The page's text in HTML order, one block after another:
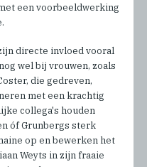
een voorbeeldwerking
directe invloed vooral
wel bij vrouwen, zoals
die gedreven,
met een krachtig
collega's houden
óf Grunbergs sterk
op en bewerken het
Weyts in zijn fraaie